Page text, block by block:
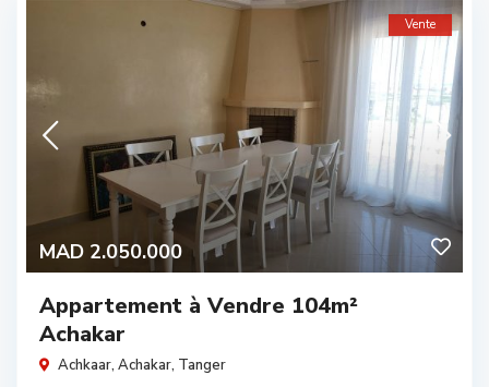
MAD 2.050.000
Vente
Appartement à Vendre 104m²
Achakar
Achkaar, Achakar, Tanger